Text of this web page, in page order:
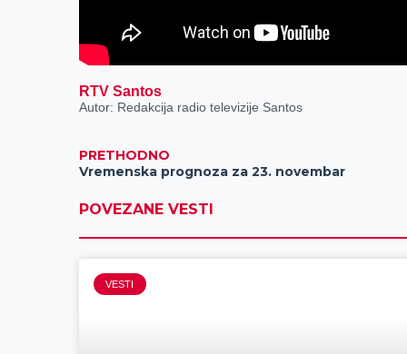
RTV Santos
Autor: Redakcija radio televizije Santos
PRETHODNO
Vremenska prognoza za 23. novembar
POVEZANE VESTI
VESTI